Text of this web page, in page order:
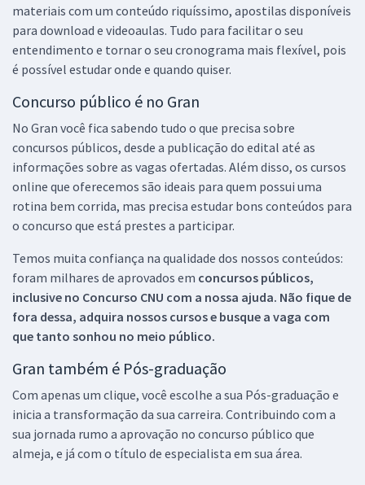
materiais com um conteúdo riquíssimo, apostilas disponíveis
para download e videoaulas. Tudo para facilitar o seu
entendimento e tornar o seu cronograma mais flexível, pois
é possível estudar onde e quando quiser.
Concurso público é no Gran
No Gran você fica sabendo tudo o que precisa sobre
concursos públicos, desde a publicação do edital até as
informações sobre as vagas ofertadas. Além disso, os cursos
online que oferecemos são ideais para quem possui uma
rotina bem corrida, mas precisa estudar bons conteúdos para
o concurso que está prestes a participar.
Temos muita confiança na qualidade dos nossos conteúdos:
foram milhares de aprovados em concursos públicos,
inclusive no Concurso CNU com a nossa ajuda. Não fique de
fora dessa, adquira nossos cursos e busque a vaga com
que tanto sonhou no meio público.
Gran também é Pós-graduação
Com apenas um clique, você escolhe a sua Pós-graduação e
inicia a transformação da sua carreira. Contribuindo com a
sua jornada rumo a aprovação no concurso público que
almeja, e já com o título de especialista em sua área.